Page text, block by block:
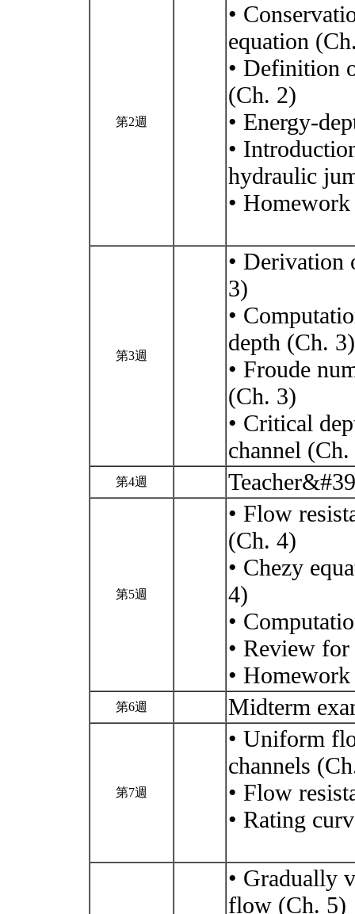
第2週
•
equation
• Definition
(Ch. 2)
• Energy-
•
hydraulic
•
第3週
• Derivation
3)
•
depth (Ch. 3)
• Froude
(Ch. 3)
• Critical
channel
第4週
第5週
• Flow
(Ch. 4)
• Chezy
4)
•
• Review
•
第6週 Midterm
第7週
• Uniform
channels
• Flow
• Rating
• Gradually
flow (Ch. 5)